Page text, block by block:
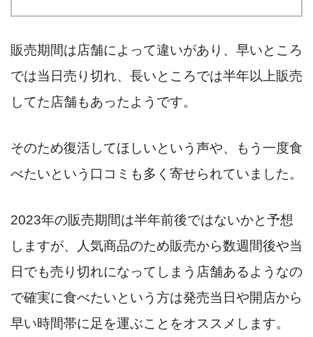
販売期間は店舗によって違いがあり、早いところ
では当日売り切れ、長いところでは半年以上販売
してた店舗もあったようです。
そのため復活してほしいという声や、もう一度食
べたいという口コミも多く寄せられていました。
2023年の販売期間は半年前後ではないかと予想
しますが、人気商品のため販売から数週間後や当
日でも売り切れになってしまう店舗あるようなの
で確実に食べたいという方は発売当日や開店から
早い時間帯に足を運ぶことをオススメします。